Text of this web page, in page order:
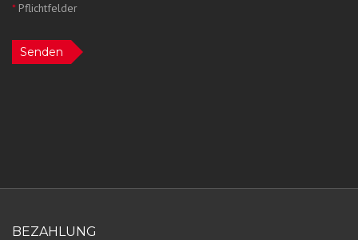
*Pflichtfelder
Senden
BEZAHLUNG